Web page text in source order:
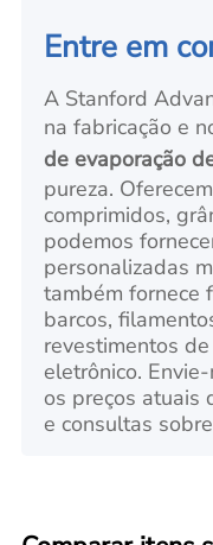
Entre em
A Stanford
na fabricação e
de evaporação
pureza.
comprimidos,
podemos
personalizadas
também fornece
barcos,
revestimentos
eletrônico.
os preços atuais
e consultas